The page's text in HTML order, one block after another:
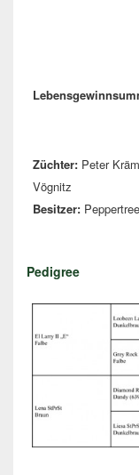
Züchter: Peter
Vögnitz
Besitzer:
Pedigree